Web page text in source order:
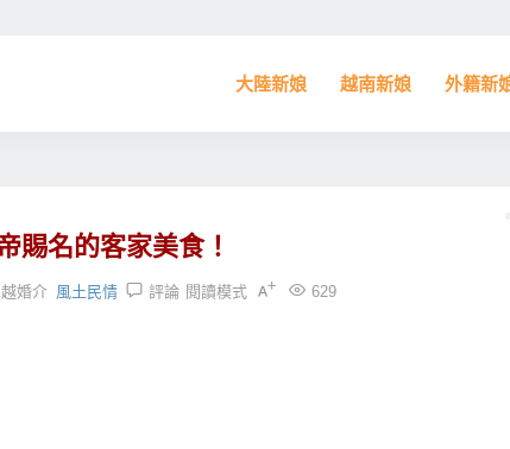
大陸新娘 越南新娘 外籍新
賜名的客家美食！
婚介 風土民情 評論 629
閱讀模式